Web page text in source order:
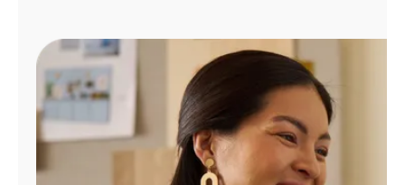
Administrar
cuenta
Encuentra
tienda